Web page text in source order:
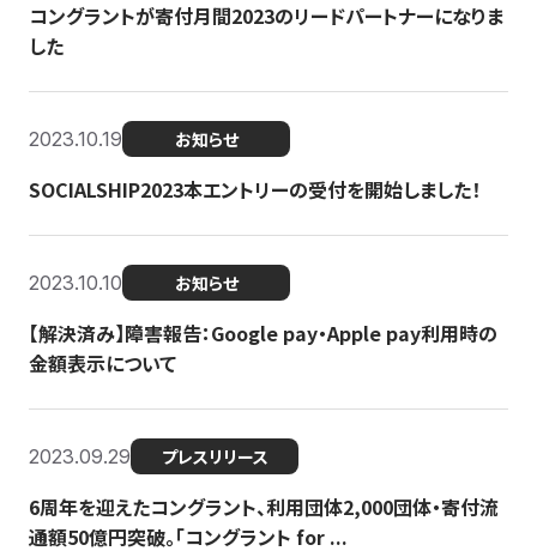
コングラントが寄付月間2023のリードパートナーになりま
した
2023.10.19 お知らせ
SOCIALSHIP2023本エントリーの受付を開始しました！
2023.10.10 お知らせ
【解決済み】障害報告：Google pay・Apple pay利用時の
金額表示について
2023.09.29 プレスリリース
6周年を迎えたコングラント、利用団体2,000団体・寄付流
通額50億円突破。「コングラント for ...